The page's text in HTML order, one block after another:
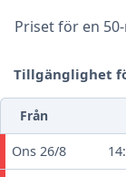
Priset för en
Tillgänglighet
Från
Ons 26/8